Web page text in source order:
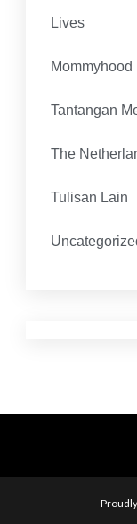
Lives
Mommyhood
Tantangan
The
Tulisan Lain